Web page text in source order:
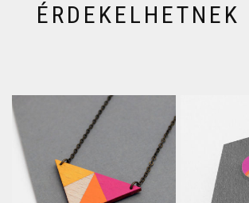
ÉRDEKELHETNEK